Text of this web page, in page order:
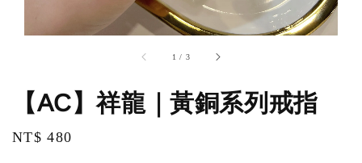
1 / 3
【AC】祥龍｜黃銅系列戒指
Regular
NT$ 480